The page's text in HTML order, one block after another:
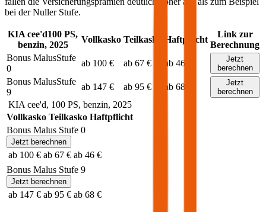
bei der Nuller Stufe.
KIA cee'd100 PS,
benzin, 2025
Vollkasko Teilkasko Haftpflicht
Link zur
Berechnung
Bonus MalusStufe
0
ab 100 € ab 67 € ab 46 €
Jetzt
berechnen
Bonus MalusStufe
9
ab 147 € ab 95 € ab 68 €
Jetzt
berechnen
KIA cee'd, 100PS, benzin, 2025
Vollkasko Teilkasko Haftpflicht
Bonus Malus Stufe 0
Jetzt berechnen
ab 100 € ab 67 € ab 46 €
Bonus Malus Stufe 9
Jetzt berechnen
ab 147 € ab 95 € ab 68 €